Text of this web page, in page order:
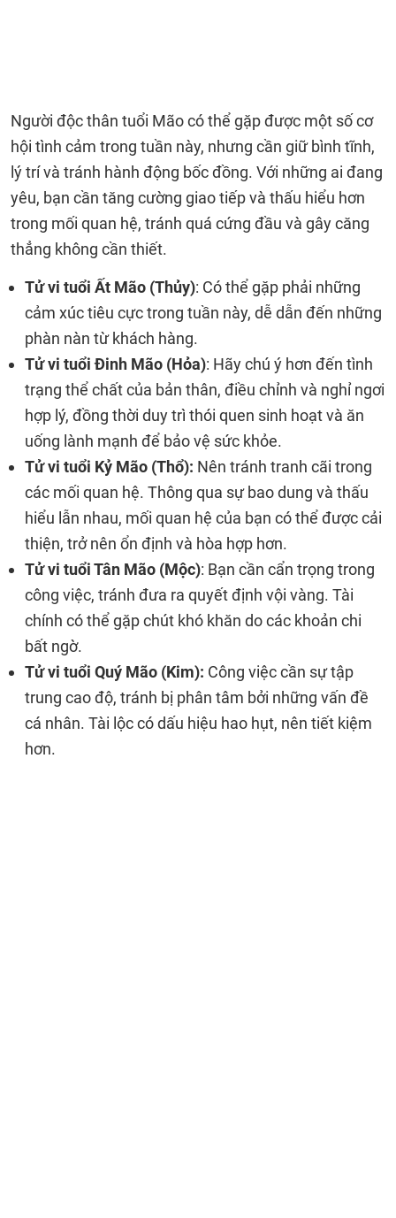
Người độc thân tuổi Mão có thể gặp được một số cơ
hội tình cảm trong tuần này, nhưng cần giữ bình tĩnh,
lý trí và tránh hành động bốc đồng. Với những ai đang
yêu, bạn cần tăng cường giao tiếp và thấu hiểu hơn
trong mối quan hệ, tránh quá cứng đầu và gây căng
thẳng không cần thiết.
Tử vi tuổi Ất Mão (Thủy): Có thể gặp phải những
cảm xúc tiêu cực trong tuần này, dễ dẫn đến những
phàn nàn từ khách hàng.
Tử vi tuổi Đinh Mão (Hỏa): Hãy chú ý hơn đến tình
trạng thể chất của bản thân, điều chỉnh và nghỉ ngơi
hợp lý, đồng thời duy trì thói quen sinh hoạt và ăn
uống lành mạnh để bảo vệ sức khỏe.
Tử vi tuổi Kỷ Mão (Thổ): Nên tránh tranh cãi trong
các mối quan hệ. Thông qua sự bao dung và thấu
hiểu lẫn nhau, mối quan hệ của bạn có thể được cải
thiện, trở nên ổn định và hòa hợp hơn.
Tử vi tuổi Tân Mão (Mộc): Bạn cần cẩn trọng trong
công việc, tránh đưa ra quyết định vội vàng. Tài
chính có thể gặp chút khó khăn do các khoản chi
bất ngờ.
Tử vi tuổi Quý Mão (Kim): Công việc cần sự tập
trung cao độ, tránh bị phân tâm bởi những vấn đề
cá nhân. Tài lộc có dấu hiệu hao hụt, nên tiết kiệm
hơn.